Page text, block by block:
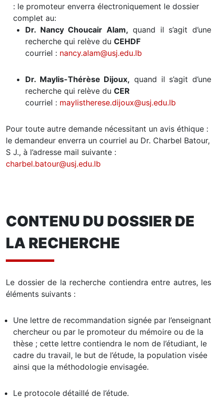
: le promoteur enverra électroniquement le dossier
complet au:
Dr. Nancy Choucair Alam, quand il s’agit d’une
recherche qui relève du CEHDF
courriel : nancy.alam@usj.edu.lb
Dr. Maylis-Thérèse Dijoux, quand il s’agit d’une
recherche qui relève du CER
courriel : maylistherese.dijoux@usj.edu.lb
Pour toute autre demande nécessitant un avis éthique :
le demandeur enverra un courriel au Dr. Charbel Batour,
S J., à l’adresse mail suivante :
charbel.batour@usj.edu.lb
CONTENU DU DOSSIER DE
LA RECHERCHE
Le dossier de la recherche contiendra entre autres, les
éléments suivants :
Une lettre de recommandation signée par l’enseignant
chercheur ou par le promoteur du mémoire ou de la
thèse ; cette lettre contiendra le nom de l’étudiant, le
cadre du travail, le but de l’étude, la population visée
ainsi que la méthodologie envisagée.
Le protocole détaillé de l’étude.